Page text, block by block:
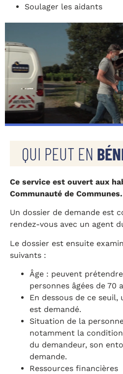
Soulager les aidants
QUI PEUT EN
Ce service est ouvert aux
Communauté de Communes.
Un dossier de demande est
rendez-vous avec un agent
Le dossier est ensuite
suivants :
Âge : peuvent
personnes âgées de 70
En dessous de ce
est demandé.
Situation de la
notamment la
du demandeur, son
demande.
Ressources financières